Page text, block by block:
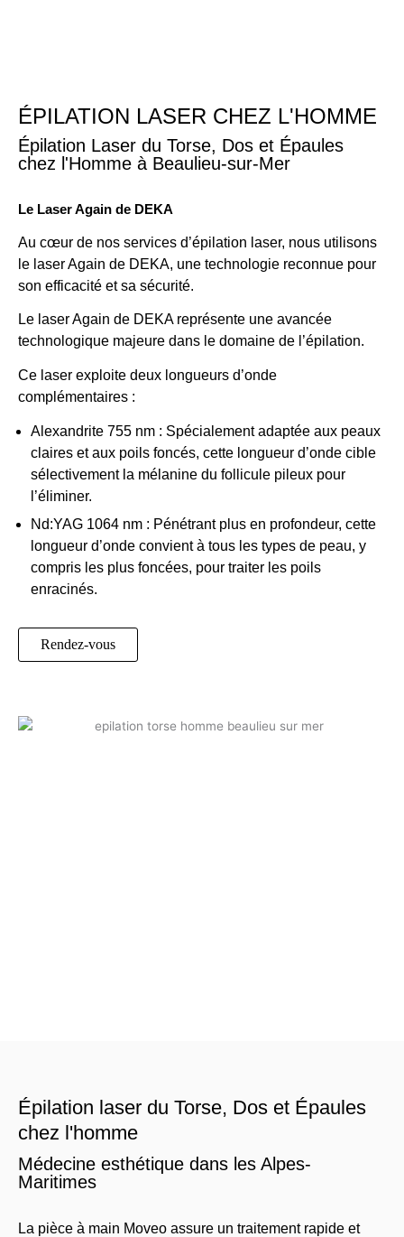
Épilation Laser du Torse, Dos et Épaules
chez l'Homme à Beaulieu-sur-Mer
ÉPILATION LASER CHEZ L'HOMME
Le Laser Again de DEKA
Au cœur de nos services d’épilation laser, nous utilisons
le laser Again de DEKA, une technologie reconnue pour
son efficacité et sa sécurité.
Le laser Again de DEKA représente une avancée
technologique majeure dans le domaine de l’épilation.
Ce laser exploite deux longueurs d’onde
complémentaires :
Alexandrite 755 nm : Spécialement adaptée aux peaux
claires et aux poils foncés, cette longueur d’onde cible
sélectivement la mélanine du follicule pileux pour
l’éliminer.
Nd:YAG 1064 nm : Pénétrant plus en profondeur, cette
longueur d’onde convient à tous les types de peau, y
compris les plus foncées, pour traiter les poils
enracinés.
Rendez-vous
Épilation laser du Torse, Dos et Épaules
chez l'homme
Médecine esthétique dans les Alpes-
Maritimes
La pièce à main Moveo assure un traitement rapide et